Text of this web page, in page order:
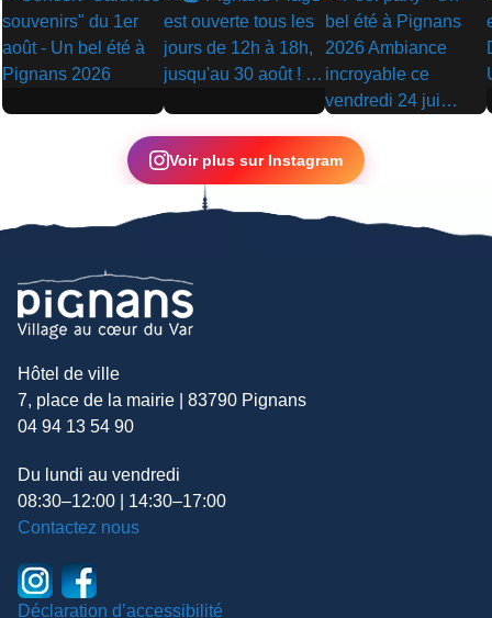
▶ ▶
▶
Voir plus sur Instagram
Hôtel de ville
7, place de la mairie | 83790 Pignans
04 94 13 54 90
Du lundi au vendredi
08:30–12:00 | 14:30–17:00
Contactez nous
Déclaration d’accessibilité